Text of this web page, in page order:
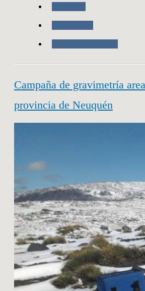
Campaña de gravimetría
provincia de Neuquén